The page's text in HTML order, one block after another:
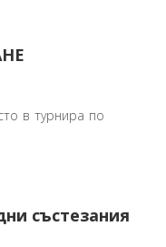
в турнира по
състезания